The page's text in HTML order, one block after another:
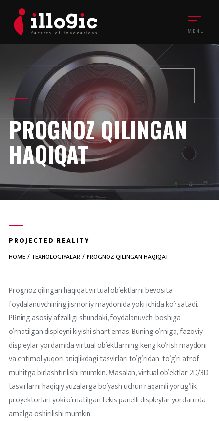
MENU
PROGNOZ QILINGAN
HAQIQAT
PROJECTED REALITY
HOME TEXNOLOGIYALAR PROGNOZ QILINGAN HAQIQAT
Prognoz qilingan haqiqat virtual ob’ektlarni bevosita
foydalanuvchining jismoniy maydonida yoki ichida ko’rsatadi.
PRning asosiy afzalligi shundaki, foydalanuvchi boshiga
o’rnatilgan displeyni kiyishi shart emas. Buning o’rniga, fazoviy
displeylar yordamida virtual ob’ektlarning keng ko’rish maydoni
va ehtimol yuqori aniqlikdagi tasvirlari to’g’ridan-to’g’ri atrof-
muhitga birlashtirilishi mumkin. Masalan, virtual ob’ektlar 2D/3D
tasvirlarni haqiqiy yuzalarga bo’yash uchun raqamli yorug’lik
proyektorlari yoki o’rnatilgan tekis panelli displeylar yordamida
amalga oshirilishi mumkin.